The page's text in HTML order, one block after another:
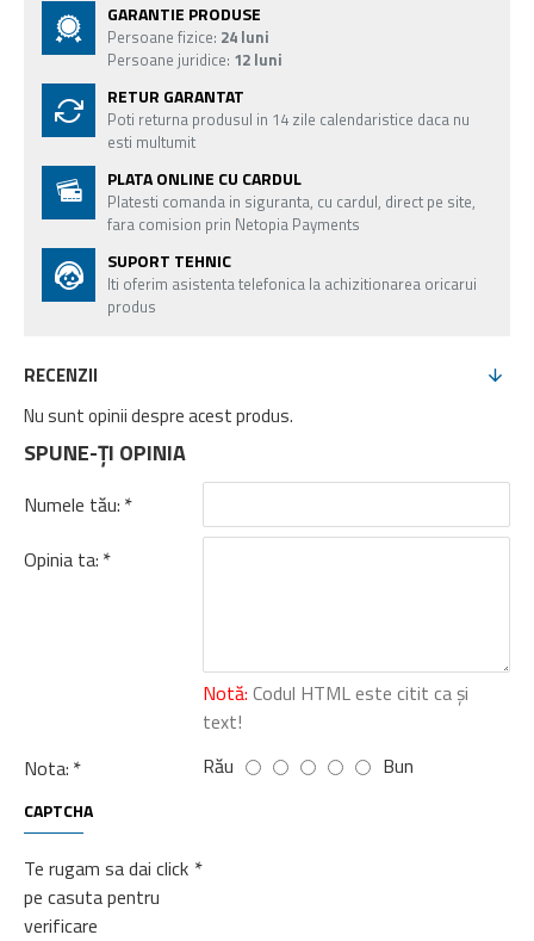
GARANTIE PRODUSE
Persoane fizice: 24 luni
Persoane juridice: 12 luni
RETUR GARANTAT
Poti returna produsul in 14 zile calendaristice daca nu
esti multumit
PLATA ONLINE CU CARDUL
Platesti comanda in siguranta, cu cardul, direct pe site,
fara comision prin Netopia Payments
SUPORT TEHNIC
Iti oferim asistenta telefonica la achizitionarea oricarui
produs
RECENZII
Nu sunt opinii despre acest produs.
SPUNE-ŢI OPINIA
Numele tău:
Opinia ta:
Notă: Codul HTML este citit ca şi
text!
Nota:
Rău Bun
CAPTCHA
Te rugam sa dai click
pe casuta pentru
verificare